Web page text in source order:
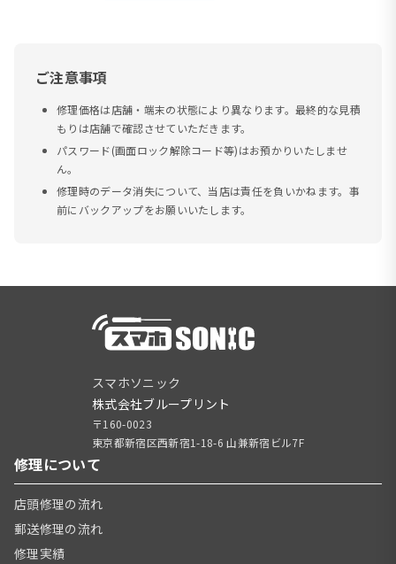
ご注意事項
修理価格は店舗・端末の状態により異なります。最終的な見積
もりは店舗で確認させていただきます。
パスワード(画面ロック解除コード等)はお預かりいたしませ
ん。
修理時のデータ消失について、当店は責任を負いかねます。事
前にバックアップをお願いいたします。
スマホソニック
株式会社ブループリント
〒160-0023
東京都新宿区西新宿1-18-6 山兼新宿ビル7F
修理について
店頭修理の流れ
郵送修理の流れ
修理実績